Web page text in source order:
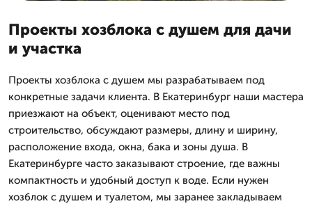
Проекты хозблока с душем для дачи
и участка
Проекты хозблока с душем мы разрабатываем под
конкретные задачи клиента. В Екатеринбург наши мастера
приезжают на объект, оценивают место под
строительство, обсуждают размеры, длину и ширину,
расположение входа, окна, бака и зоны душа. В
Екатеринбурге часто заказывают строение, где важны
компактность и удобный доступ к воде. Если нужен
хозблок с душем и туалетом, мы заранее закладываем